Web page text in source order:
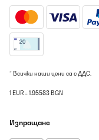
* Всички наши цени са с ДДС.
1 EUR = 1.95583 BGN
Изпращане